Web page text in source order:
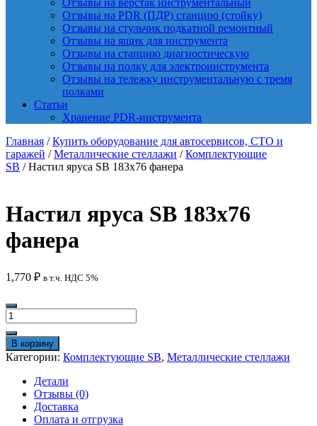
Отзывы на верстак инструментальный
Отзывы на PDR (ПДР) станцию (стойку)
Отзывы на стульчик подкатной ремонтный
Отзывы на ящик для инструмента
Отзывы на станцию диагностическую
Отзывы на полку для электроинструмента
Отзывы на тележку инструментальную с тремя
полками
Статьи
Хранение PDR-инструмента
Главная /Купить оборудование для автосервисов, СТО и
гаражей /Металлические стеллажи /Комплектующие
SB / Настил яруса SB 183х76 фанера
Настил яруса SB 183х76
фанера
1,770 ₽ в т.ч. НДС 5%
Количество
товара
Настил
яруса
SB
183х76
фанера
В корзину
Категории: Комплектующие SB, Металлические стеллажи
Детали
Отзывы (0)
Доставка
Оплата и отгрузка